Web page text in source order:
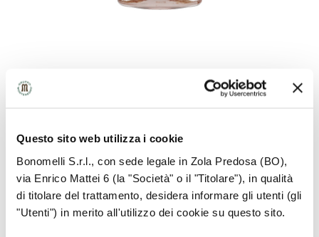
Questo sito web utilizza i cookie
Bonomelli S.r.l., con sede legale in Zola Predosa (BO),
via Enrico Mattei 6 (la "Società" o il "Titolare"), in qualità
di titolare del trattamento, desidera informare gli utenti (gli
"Utenti") in merito all'utilizzo dei cookie su questo sito.
Powder obtained from a variety of peppers
originally from Central America, dried and ground
HOW TO USE